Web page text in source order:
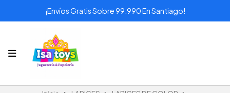
¡Envíos Gratis Sobre 99.990 En Santiago!